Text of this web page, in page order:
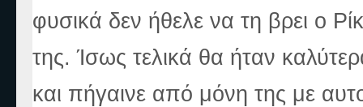
φυσικά δεν ήθελε να τη βρει ο
της. Ίσως τελικά θα ήταν
και πήγαινε από μόνη της με